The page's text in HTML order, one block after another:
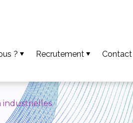
? Recrutement
Recrutement CEO Startup
Contact
industrielles